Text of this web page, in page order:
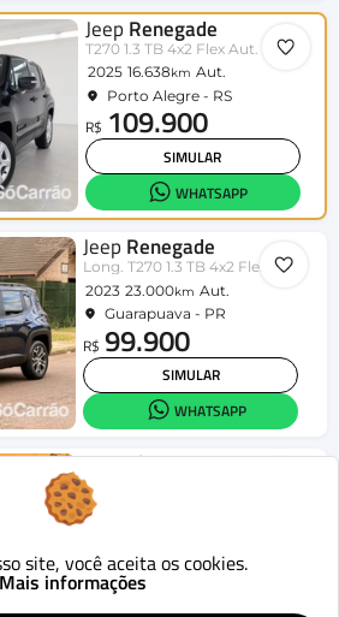
Jeep Renegade
T270 1.3 TB 4x2 Flex Aut.
2025 16.638km Aut.
Porto Alegre - RS
R$ 109.900
SIMULAR
WHATSAPP
Jeep Renegade
Long. T270 1.3 TB 4x2 Flex Aut.
2023 23.000km Aut.
Guarapuava - PR
R$ 99.900
SIMULAR
WHATSAPP
RenaultKangoo
Express Hi-Flex 1.6 16V
2014
R$ 35.900
site, você aceita os cookies.
Mais informações